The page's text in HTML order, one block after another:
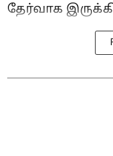
தேர்வாக